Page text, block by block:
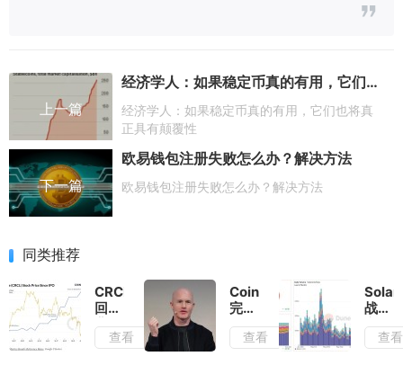
上一篇
经济学人：如果稳定币真的有用，它们也将真正具有颠覆性
经济学人：如果稳定币真的有用，它们也将真
正具有颠覆性
下一篇
欧易钱包注册失败怎么办？解决方法
欧易钱包注册失败怎么办？解决方法
同类推荐
CRCL
回调
背
后，
查看
Coinbase
完全
回
归，
查看
战壕
六月
新动
查看